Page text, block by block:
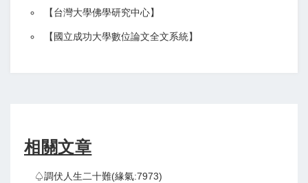
【台灣大學佛學研究中心】
【 國立成功大學數位論文全文系統】
相關文章
♤調伏人生二十難(緣氣:7973)